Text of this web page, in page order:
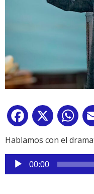
Facebook
X
Hablamos con el
Reproductor
de
00:00